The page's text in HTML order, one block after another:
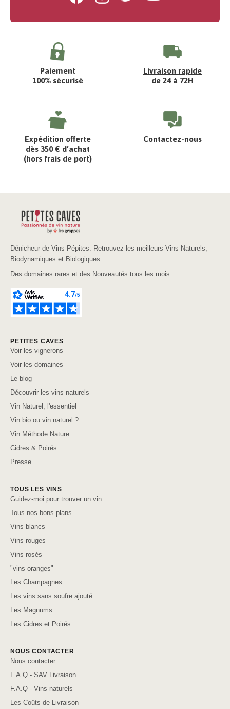
Paiement
100% sécurisé
Livraison rapide
de 24 à 72H
Expédition offerte
dès 350 € d’achat
(hors frais de port)
Contactez-nous
Dénicheur de Vins Pépites. Retrouvez les meilleurs Vins Naturels,
Biodynamiques et Biologiques.
Des domaines rares et des Nouveautés tous les mois.
PETITES CAVES
Voir les vignerons
Voir les domaines
Le blog
Découvrir les vins naturels
Vin Naturel, l'essentiel
Vin bio ou vin naturel ?
Vin Méthode Nature
Cidres & Poirés
Presse
TOUS LES VINS
Guidez-moi pour trouver un vin
Tous nos bons plans
Vins blancs
Vins rouges
Vins rosés
"vins oranges"
Les Champagnes
Les vins sans soufre ajouté
Les Magnums
Les Cidres et Poirés
NOUS CONTACTER
Nous contacter
F.A.Q - SAV Livraison
F.A.Q - Vins naturels
Les Coûts de Livraison